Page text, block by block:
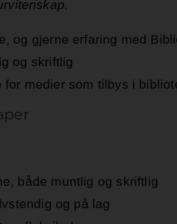
og gjerne erfaring med
og skriftlig
for medier som tilbys i
både muntlig og skriftlig
og på lag